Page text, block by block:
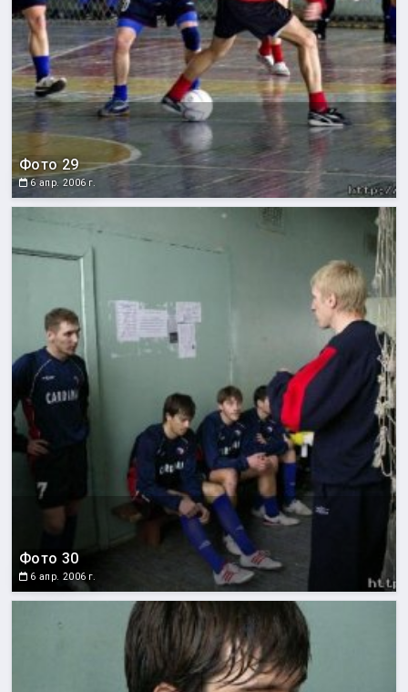
Фото 29
6 апр. 2006 г.
Фото 30
6 апр. 2006 г.